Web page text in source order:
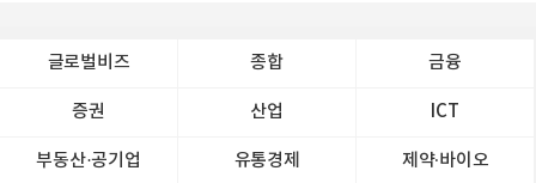
글로벌비즈 종합 금융
증권 산업 ICT
부동산·공기업 유통경제 제약∙바이오